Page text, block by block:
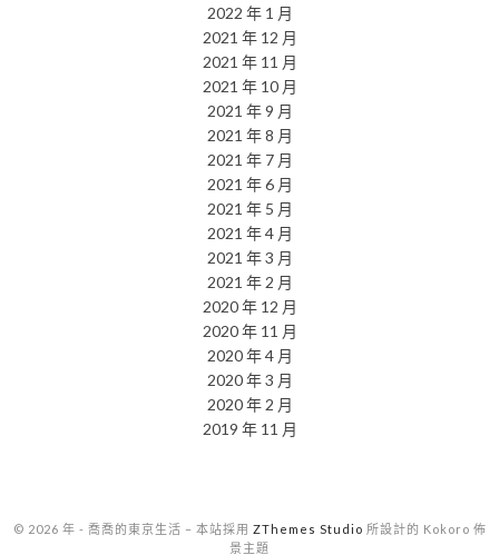
2022 年 1 月
2021 年 12 月
2021 年 11 月
2021 年 10 月
2021 年 9 月
2021 年 8 月
2021 年 7 月
2021 年 6 月
2021 年 5 月
2021 年 4 月
2021 年 3 月
2021 年 2 月
2020 年 12 月
2020 年 11 月
2020 年 4 月
2020 年 3 月
2020 年 2 月
2019 年 11 月
© 2026 年 - 喬喬的東京生活 – 本站採用 ZThemes Studio 所設計的 Kokoro 佈
景主題